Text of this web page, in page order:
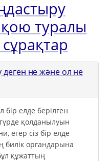
туралы
деген не және ол не
бір елде берілген
қолданылуын
егер сіз бір елде
билік органдарына
құжаттың